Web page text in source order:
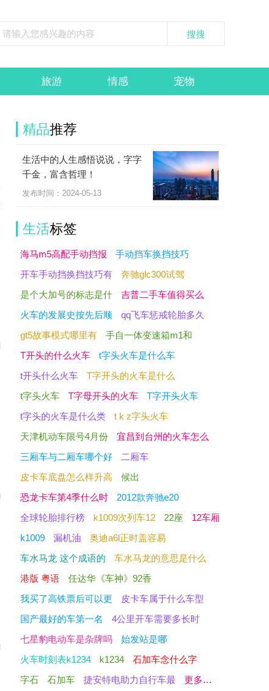
旅游 情感 宠物
精品推荐
生活中的人生感悟说说，字字
千金，富含哲理！
发布时间：2024-05-13
生活标签
海马m5高配手动挡报
手动挡车换挡技巧
开车手动挡换挡技巧有
奔驰glc300试驾
是个大加号的标志是什
吉普二手车值得买么
火车的发展史按先后顺
qq飞车惩戒轮胎多久
gt5故事模式哪里有
手自一体变速箱m1和
T开头的什么火车
t字头火车是什么车
t开头什么火车
T字开头的火车是什么
t字头火车
T字母开头的火车
T字开头火车
t字头的火车是什么类
t k z字头火车
天津机动车限号4月份
宜昌到台州的火车怎么
三厢车与二厢车哪个好
二厢车
皮卡车底盘怎么样升高
候出
恐龙卡车第4季什么时
2012款奔驰e20
全球轮胎排行榜
k1009次列车12 22座
12车厢
k1009
漏机油
奥迪a6l正时盖容易
车水马龙 这个成语的
车水马龙的意思是什么
港版 粤语
任达华《车神》92香
我买了高铁票后可以更
皮卡车属于什么车型
国产最好的车第一名
4公里开车需要多长时
七星豹电动车是杂牌吗
始发站是哪
火车时刻表k1234
k1234
石加车念什么字
字石
石加车 捷安特电助力自行车最 更多…